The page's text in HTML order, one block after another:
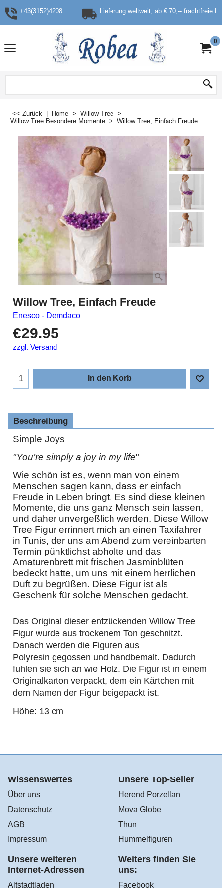
+43(3152)4208 Lieferung weltweit; ab € 70,-- frachtfreie
0
<< Zurück Home > Willow Tree >
Willow Tree Besondere Momente > Willow Tree, Einfach Freude
Willow Tree, Einfach Freude
Enesco - Demdaco
€29.95
zzgl. Versand
In den Korb
Beschreibung
Simple Joys
"You’re simply a joy in my life"
Wie schön ist es, wenn man von einem
Menschen sagen kann, dass er einfach
Freude in Leben bringt. Es sind diese kleinen
Momente, die uns ganz Mensch sein lassen,
und daher unvergeßlich werden. Diese Willow
Tree Figur errinnert mich an einen Taxifahrer
in Tunis, der uns am Abend zum vereinbarten
Termin pünktlichst abholte und das
Amaturenbrett mit frischen Jasminblüten
bedeckt hatte, um uns mit einem herrlichen
Duft zu begrüßen. Diese Figur ist als
Geschenk für solche Menschen gedacht.
Das Original dieser entzückenden Willow Tree
Figur wurde aus trockenem Ton geschnitzt.
Danach werden die Figuren aus
Polyresin gegossen und handbemalt. Dadurch
fühlen sie sich an wie Holz. Die Figur ist in einem
Originalkarton verpackt, dem ein Kärtchen mit
dem Namen der Figur beigepackt ist.
Höhe: 13 cm
Wissenswertes
Über uns
Datenschutz
AGB
Impressum
Unsere Top-Seller
Herend Porzellan
Mova Globe
Thun
Hummelfiguren
Unsere weiteren
Internet-Adressen
Altstadtladen
Weiters finden Sie
uns:
Facebook